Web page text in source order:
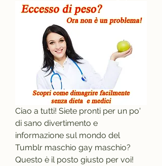
Ciao a tutti! Siete pronti per un po'
di sano divertimento e
informazione sul mondo del
Tumblr maschio gay maschio?
Questo è il posto giusto per voi!